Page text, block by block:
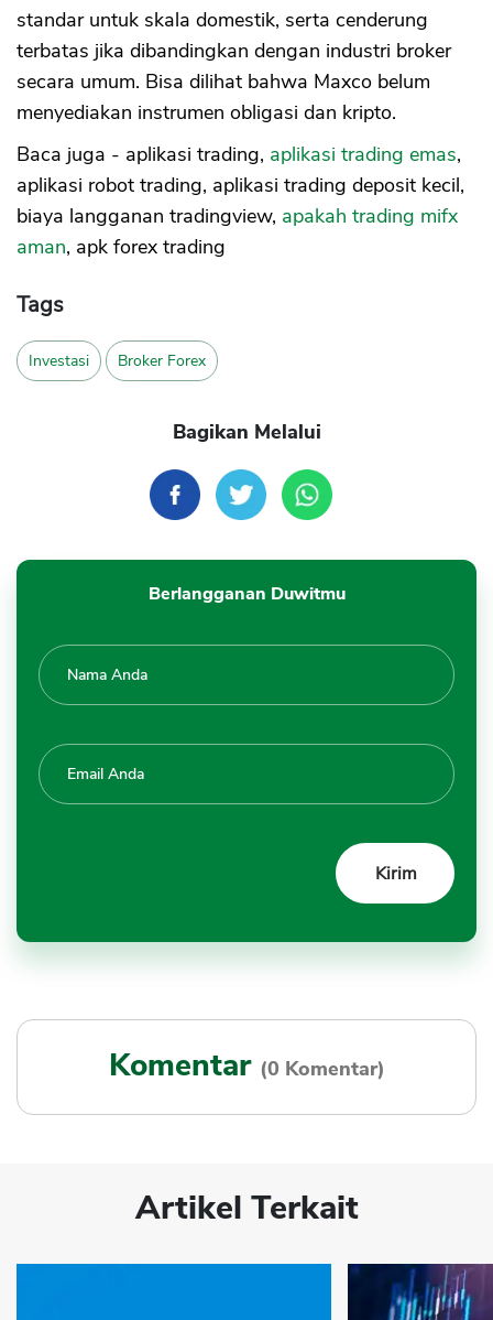
standar untuk skala domestik, serta cenderung
terbatas jika dibandingkan dengan industri broker
secara umum. Bisa dilihat bahwa Maxco belum
menyediakan instrumen obligasi dan kripto.
Baca juga - aplikasi trading, aplikasi trading emas,
aplikasi robot trading, aplikasi trading deposit kecil,
biaya langganan tradingview, apakah trading mifx
aman, apk forex trading
Tags
Investasi Broker Forex
Bagikan Melalui
Berlangganan Duwitmu
Komentar (0 Komentar)
Artikel Terkait